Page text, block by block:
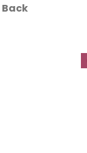
Back